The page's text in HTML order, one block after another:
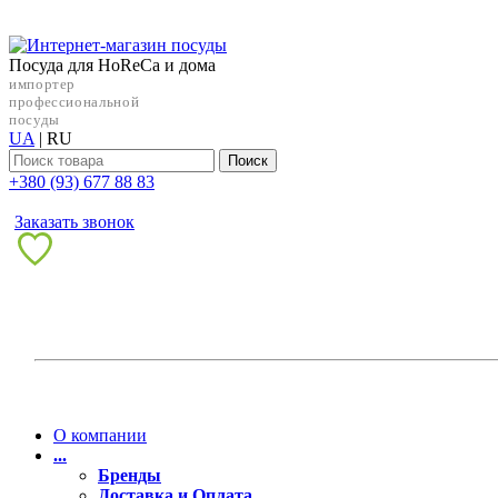
Посуда для HoReCa и дома
импортер
профессиональной
посуды
UA | RU
Поиск
+38‎0 (93) 677 88 83
Заказать звонок
О компании
...
Бренды